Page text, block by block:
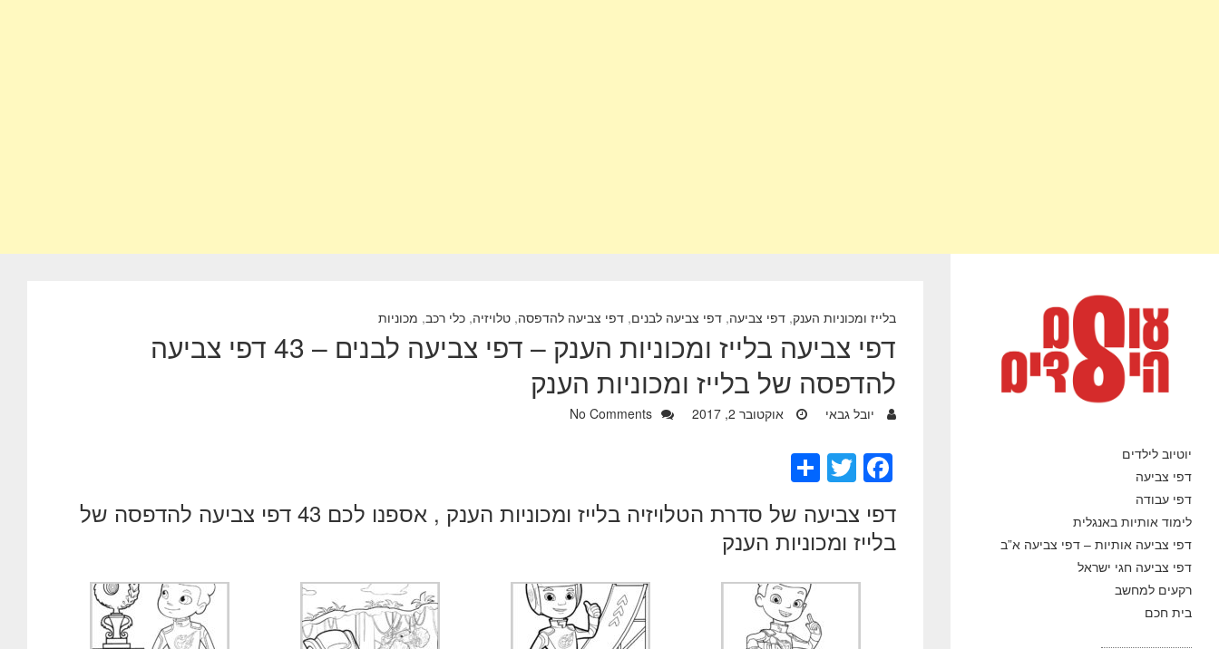
יוטיוב לילדים
דפי צביעה
דפי עבודה
לימוד אותיות באנגלית
דפי צביעה אותיות – דפי צביעה א”ב
דפי צביעה חגי ישראל
רקעים למחשב
בית חכם
בלייז ומכוניות הענק, דפי צביעה, דפי צביעה לבנים, דפי צביעה להדפסה, טלויזיה, כלי רכב, מכוניות
דפי צביעה בלייז ומכוניות הענק – דפי צביעה לבנים – 43 דפי צביעה
להדפסה של בלייז ומכוניות הענק
יובל גבאי אוקטובר 2, 2017 No Comments
F
c
e
b
T
tt
er
S
ar
e
דפי צביעה של סדרת הטלויזיה בלייז ומכוניות הענק , אספנו לכם 43 דפי צביעה להדפסה של
בלייז ומכוניות הענק